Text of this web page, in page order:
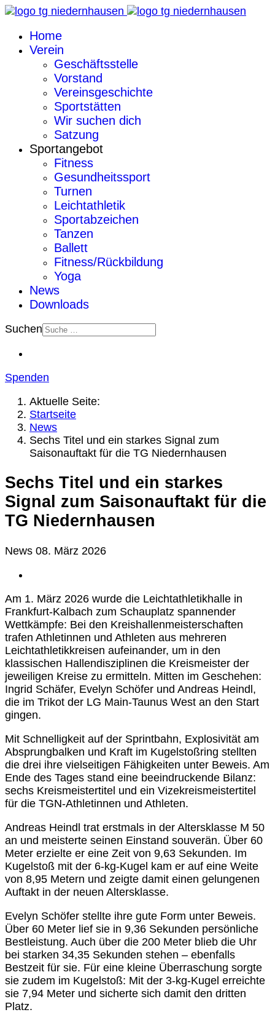
Home
Verein
Geschäftsstelle
Vorstand
Vereinsgeschichte
Sportstätten
Wir suchen dich
Satzung
Sportangebot
Fitness
Gesundheitssport
Turnen
Leichtathletik
Sportabzeichen
Tanzen
Ballett
Fitness/Rückbildung
Yoga
News
Downloads
Suchen
Spenden
Aktuelle Seite:
Startseite
News
Sechs Titel und ein starkes Signal zum
Saisonauftakt für die TG Niedernhausen
Sechs Titel und ein starkes
Signal zum Saisonauftakt für die
TG Niedernhausen
News 08. März 2026
Am 1. März 2026 wurde die Leichtathletikhalle in
Frankfurt-Kalbach zum Schauplatz spannender
Wettkämpfe: Bei den Kreishallenmeisterschaften
trafen Athletinnen und Athleten aus mehreren
Leichtathletikkreisen aufeinander, um in den
klassischen Hallendisziplinen die Kreismeister der
jeweiligen Kreise zu ermitteln. Mitten im Geschehen:
Ingrid Schäfer, Evelyn Schöfer und Andreas Heindl,
die im Trikot der LG Main-Taunus West an den Start
gingen.
Mit Schnelligkeit auf der Sprintbahn, Explosivität am
Absprungbalken und Kraft im Kugelstoßring stellten
die drei ihre vielseitigen Fähigkeiten unter Beweis. Am
Ende des Tages stand eine beeindruckende Bilanz:
sechs Kreismeistertitel und ein Vizekreismeistertitel
für die TGN-Athletinnen und Athleten.
Andreas Heindl trat erstmals in der Altersklasse M 50
an und meisterte seinen Einstand souverän. Über 60
Meter erzielte er eine Zeit von 9,63 Sekunden. Im
Kugelstoß mit der 6-kg-Kugel kam er auf eine Weite
von 8,95 Metern und zeigte damit einen gelungenen
Auftakt in der neuen Altersklasse.
Evelyn Schöfer stellte ihre gute Form unter Beweis.
Über 60 Meter lief sie in 9,36 Sekunden persönliche
Bestleistung. Auch über die 200 Meter blieb die Uhr
bei starken 34,35 Sekunden stehen – ebenfalls
Bestzeit für sie. Für eine kleine Überraschung sorgte
sie zudem im Kugelstoß: Mit der 3-kg-Kugel erreichte
sie 7,94 Meter und sicherte sich damit den dritten
Platz.